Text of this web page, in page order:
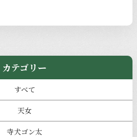
カテゴリー
すべて
天女
寺犬ゴン太